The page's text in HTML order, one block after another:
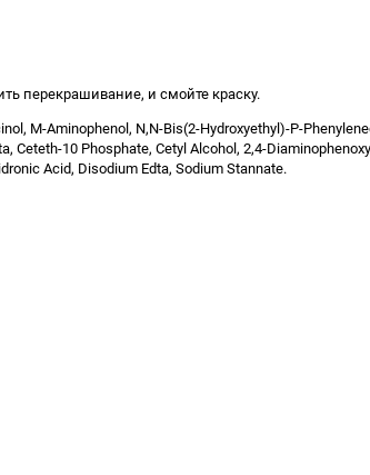
перекрашивание, и смойте краску.
M-Aminophenol, N,N-Bis(2-Hydroxyethyl)-P-
10 Phosphate, Cetyl Alcohol, 2,4-
Acid, Disodium Edta, Sodium Stannate.